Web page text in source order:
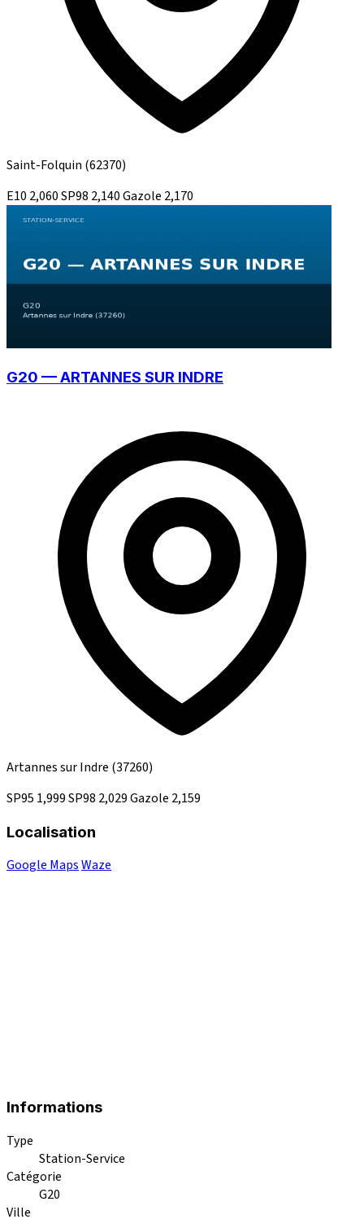
Saint-Folquin (62370)
E10 2,060SP98 2,140Gazole 2,170
G20 — ARTANNES SUR INDRE
Artannes sur Indre (37260)
SP95 1,999SP98 2,029Gazole 2,159
Localisation
Google MapsWaze
Informations
Type
Station-Service
Catégorie
G20
Ville